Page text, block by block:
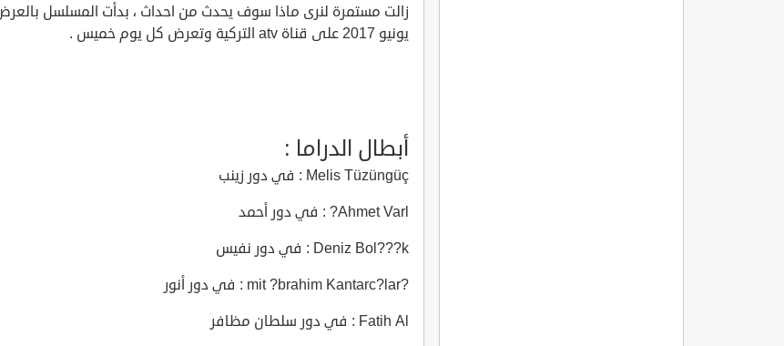
يونيو 2017 على قناة atv التركية وتعرض كل يوم خميس .
أبطال الدراما :
Melis Tüzüngüç : في دور زينب
Ahmet Varl? : في دور أحمد
Deniz Bol???k : في دور نفيس
?mit ?brahim Kantarc?lar : في دور أنور
Fatih Al : في دور سلطان مظافر